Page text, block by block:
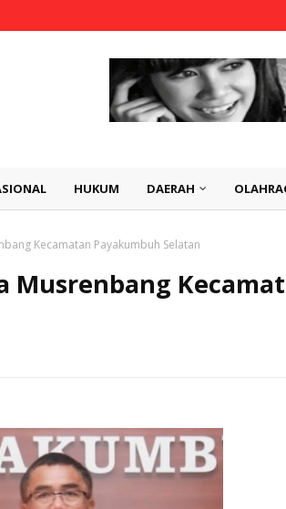
HUKUM DAERAH
Kecamatan Payakumbuh Selatan
Musrenbang